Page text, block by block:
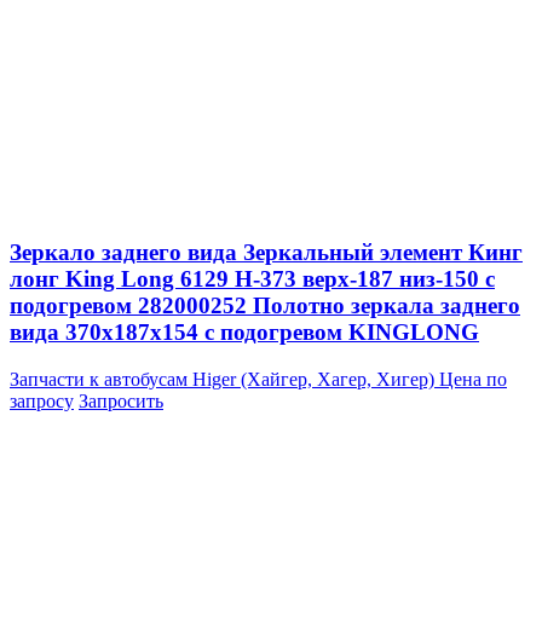
Зеркало заднего вида Зеркальный элемент Кинг
лонг King Long 6129 H-373 верх-187 низ-150 с
подогревом 282000252 Полотно зеркала заднего
вида 370x187x154 с подогревом KINGLONG
Запчасти к автобусам Higer (Хайгер, Хагер, Хигер) Цена по
запросу Запросить